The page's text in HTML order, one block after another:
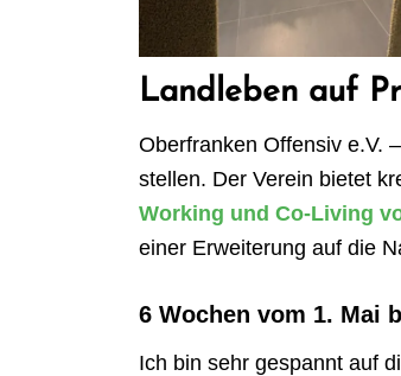
Landleben auf
Oberfranken Offensiv e.V.
stellen. Der Verein bietet
Working und Co-Living
einer Erweiterung auf die
6 Wochen vom 1. Mai
Ich bin sehr gespannt auf